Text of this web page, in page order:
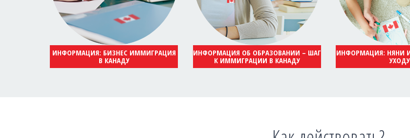
ИНФОРМАЦИЯ: БИЗНЕС ИММИГРАЦИЯ
В КАНАДУ
ИНФОРМАЦИЯ ОБ ОБРАЗОВАНИИ – ШАГ
К ИММИГРАЦИИ В КАНАДУ
ИНФОРМАЦИЯ: НЯНИ
УХОДУ